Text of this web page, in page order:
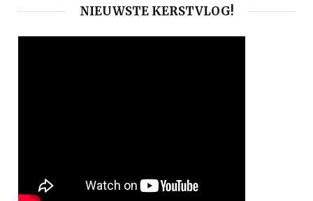
NIEUWSTE KERSTVLOG!